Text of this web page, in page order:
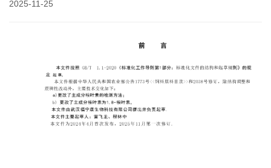
2025-11-25